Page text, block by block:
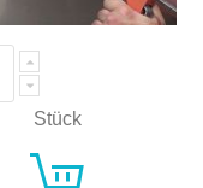
Stück